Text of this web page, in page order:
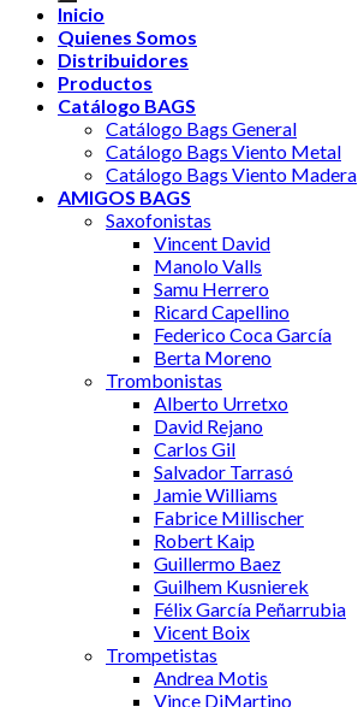
Inicio
Quienes Somos
Distribuidores
Productos
Catálogo BAGS
Catálogo Bags General
Catálogo Bags Viento Metal
Catálogo Bags Viento Madera
AMIGOS BAGS
Saxofonistas
Vincent David
Manolo Valls
Samu Herrero
Ricard Capellino
Federico Coca García
Berta Moreno
Trombonistas
Alberto Urretxo
David Rejano
Carlos Gil
Salvador Tarrasó
Jamie Williams
Fabrice Millischer
Robert Kaip
Guillermo Baez
Guilhem Kusnierek
Félix García Peñarrubia
Vicent Boix
Trompetistas
Andrea Motis
Vince DiMartino